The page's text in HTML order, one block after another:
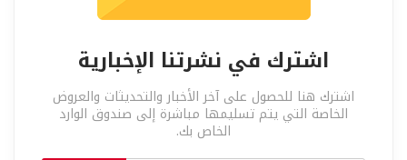
اشترك في نشرتنا الإخبارية
اشترك هنا للحصول على آخر الأخبار والتحديثات والعروض
الخاصة التي يتم تسليمها مباشرة إلى صندوق الوارد
الخاص بك.